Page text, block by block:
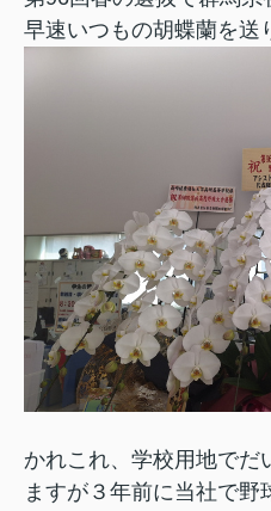
早速いつもの胡蝶蘭を送
かれこれ、学校用地でだ
ますが３年前に当社で